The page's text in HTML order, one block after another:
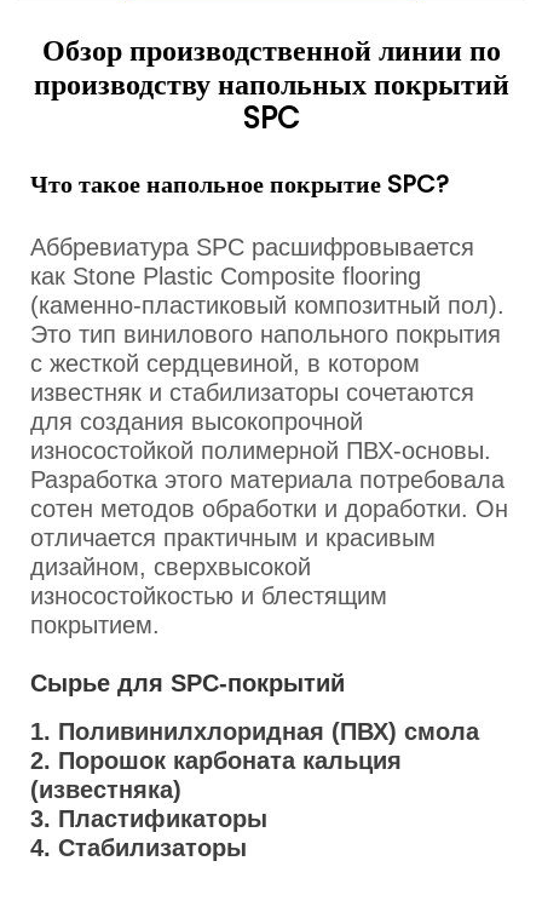
Обзор производственной линии по
производству напольных покрытий
SPC
Что такое напольное покрытие SPC?
Аббревиатура SPC расшифровывается
как Stone Plastic Composite flooring
(каменно-пластиковый композитный пол).
Это тип винилового напольного покрытия
с жесткой сердцевиной, в котором
известняк и стабилизаторы сочетаются
для создания высокопрочной
износостойкой полимерной ПВХ-основы.
Разработка этого материала потребовала
сотен методов обработки и доработки. Он
отличается практичным и красивым
дизайном, сверхвысокой
износостойкостью и блестящим
покрытием.
Сырье для SPC-покрытий
1. Поливинилхлоридная (ПВХ) смола
2. Порошок карбоната кальция
(известняка)
3. Пластификаторы
4. Стабилизаторы